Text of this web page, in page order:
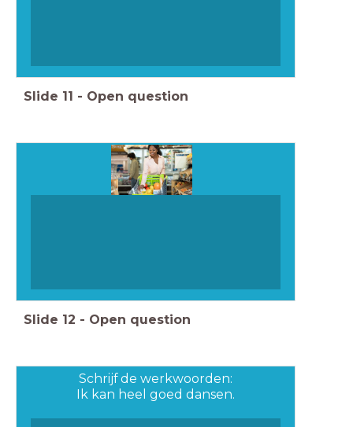
Slide 11 - Open question
Slide 12 - Open question
Schrijf de werkwoorden:
Ik kan heel goed dansen.